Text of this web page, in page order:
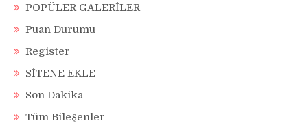
POPÜLER GALERİLER
Puan Durumu
Register
SİTENE EKLE
Son Dakika
Tüm Bileşenler